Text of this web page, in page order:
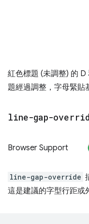
紅色標題 (未調整) 的 D
題經過調整，字母緊貼
line-gap-
Browser Support
line-gap-override
這是建議的字型行距或